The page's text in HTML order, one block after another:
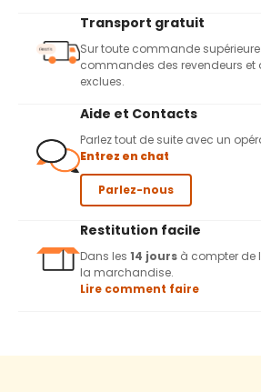
Transport gratuit
Sur toute commande
commandes des revendeurs
exclues.
Aide et Contacts
Parlez tout de suite avec un
Entrez en chat
Parlez-nous
Restitution facile
Dans les 14 jours à compter de
la marchandise.
Lire comment faire